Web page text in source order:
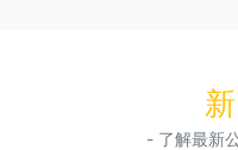
- 了解最新